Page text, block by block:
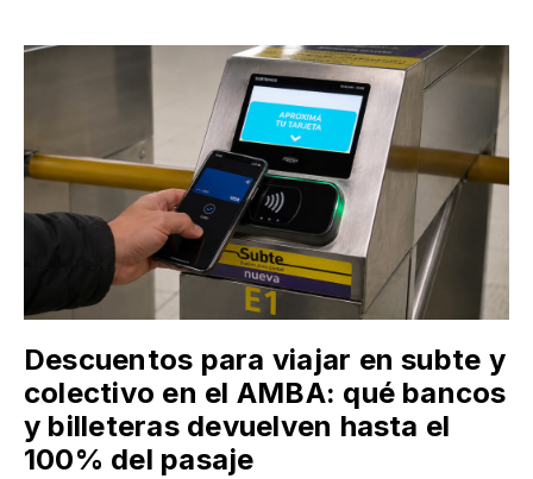
Descuentos para viajar en subte y
colectivo en el AMBA: qué bancos
y billeteras devuelven hasta el
100% del pasaje